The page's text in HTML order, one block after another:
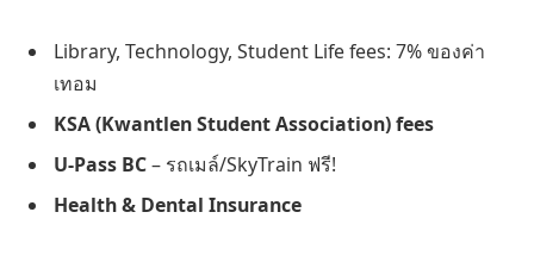
Library, Technology, Student Life fees: 7% ของค่า
เทอม
KSA (Kwantlen Student Association) fees
U-Pass BC– รถเมล์/SkyTrain ฟรี!
Health & Dental Insurance